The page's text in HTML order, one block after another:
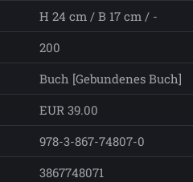
H 24 cm / B 17 cm / -
200
Buch [Gebundenes Buch]
EUR 39.00
978-3-867-74807-0
3867748071